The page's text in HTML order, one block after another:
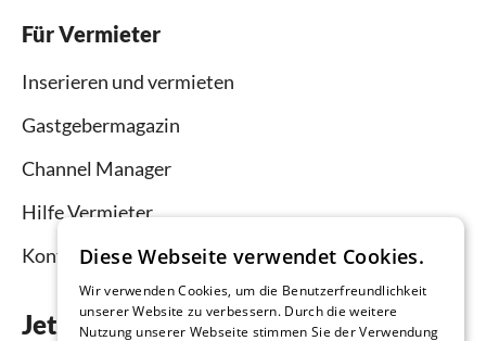
Für Vermieter
Inserieren und vermieten
Gastgebermagazin
Channel Manager
Hilfe Vermieter
Kontakt
Jetzt die App downloaden
Diese Webseite verwendet Cookies.
Wir verwenden Cookies, um die Benutzerfreundlichkeit
unserer Website zu verbessern. Durch die weitere
Nutzung unserer Webseite stimmen Sie der Verwendung